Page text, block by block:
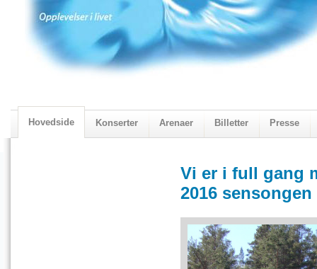
Hovedside Konserter Arenaer Billetter Presse
Vi er i full gang
2016